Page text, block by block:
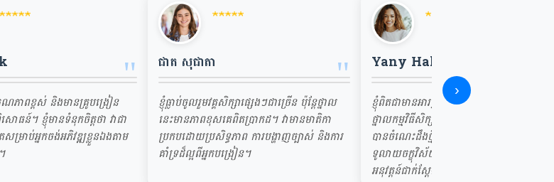
★★★★★
"
ណភាពខ្ពស់ និងមានគ្រូបង្រៀន
ធន៍។ ខ្ញុំមានទំនុកចិត្តថា វាជា
ម្រាប់អ្នកចង់អភិវឌ្ឍខ្លួនឯងតាម
★★★★★
ជាត សុជាតា "
ខ្ញុំធ្លាប់ចូលរួមវគ្គសិក្សាផ្សេងៗជាច្រើន ប៉ុន្តែថ្នាល
នេះមានភាពខុសគេពិតប្រាកដ។ វាមានមាតិកា
ប្រកបដោយប្រសិទ្ធភាព ការបង្ហាញច្បាស់ និងការ
គាំទ្រដ៏ល្អពីអ្នកបង្រៀន។
★
Yany Hak
ខ្ញុំពិតជាមានអារម្មណ៍រីករាយណាស់ក្នុងការចូលរួ
ថ្នាលកម្មវិធីសិក្សាពីចម្ងាយនេះ។ មិនត្រឹមតែទ
បានចំណេះដឹងថ្មីៗប៉ុណ្ណោះទេ ប៉ុន្តែវាក៏ជួយបើក
ទូលាយចក្ខុវិស័យ និងបង្កើនទំនុកចិត្តក្នុងការ
អនុវត្តន៍ជាក់ស្តែងផងដែរ។
›